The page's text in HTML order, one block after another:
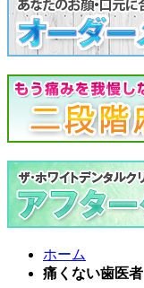
ホーム
痛くない歯医者